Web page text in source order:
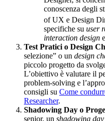
conoscenza degli
of UX e Design
specifiche su user
interaction design e
Test Pratici o Design
selezione” o un design
piccolo progetto da
L’obiettivo è valutare il
problem-solving e
consigli su Come
Researcher.
Shadowing Day o
senior, un shadowing day